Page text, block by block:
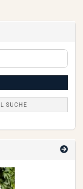
SUCHE